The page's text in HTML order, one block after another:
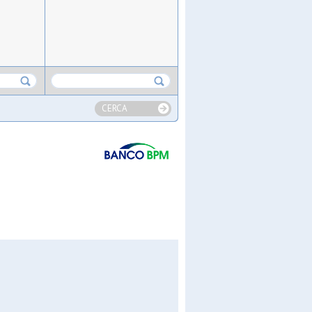
CERCA